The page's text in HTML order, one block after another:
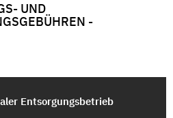
UND
- I
Entsorgungsbetrieb